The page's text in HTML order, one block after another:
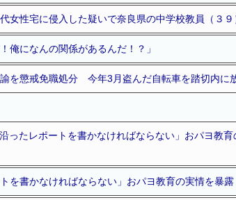
女性宅に侵入した疑いで奈良県の中学校教員（３
俺になんの関係があるんだ！？」
諭を懲戒免職処分 今年3月盗んだ自転車を踏切内
ったレポートを書かなければならない」おパヨ教
を書かなければならない」おパヨ教育の実情を暴